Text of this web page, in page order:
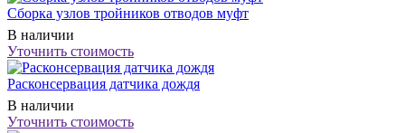
Сборка узлов тройников отводов муфт
В наличии
Уточнить стоимость
Расконсервация датчика дождя
В наличии
Уточнить стоимость